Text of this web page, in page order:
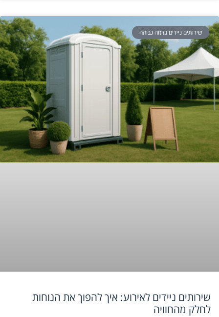
שירותים ניידים ברמה גבוהה
שירותים ניידים לאירוע: איך להפוך את הנוחות
לחלק מהחוויה